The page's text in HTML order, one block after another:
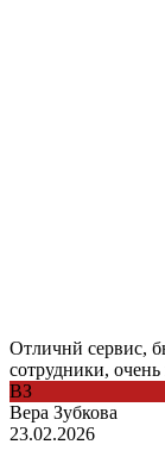
Отличнй сервис,
сотрудники,
ВЗ
Вера Зубкова
23.02.2026